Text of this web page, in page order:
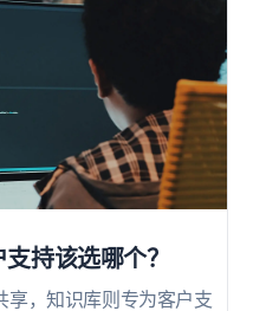
持该选哪个？
，知识库则专为客户支